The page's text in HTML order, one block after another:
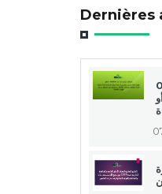
Dernières